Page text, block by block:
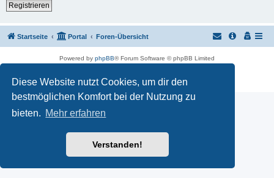
Diese Website nutzt Cookies, um dir den
bestmöglichen Komfort bei der Nutzung zu
bieten. Mehr erfahren
Verstanden!
Registrieren
Startseite Portal Foren-Übersicht
Powered by phpBB® Forum Software © phpBB Limited
Datenschutz|Nutzungsbedingungen